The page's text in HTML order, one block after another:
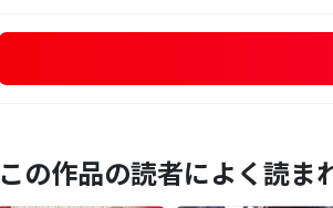
この作品の読者によく読ま